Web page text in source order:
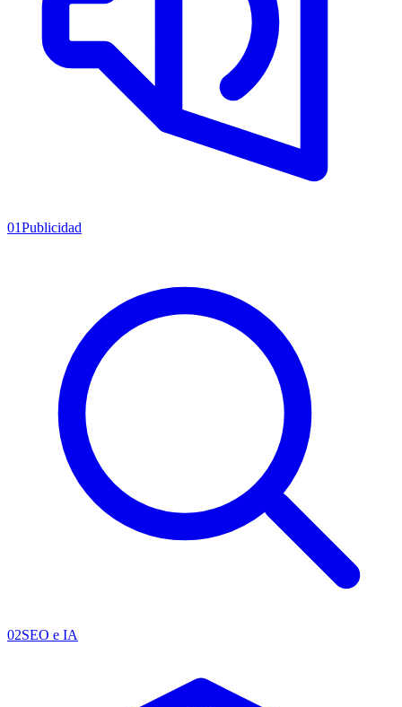
01Publicidad
02SEO e IA